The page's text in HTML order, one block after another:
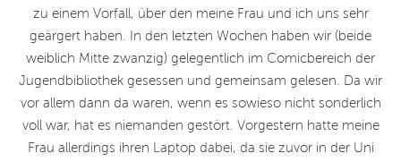
zu einem Vorfall, über den meine Frau und ich uns sehr
geärgert haben. In den letzten Wochen haben wir (beide
weiblich Mitte zwanzig) gelegentlich im Comicbereich der
Jugendbibliothek gesessen und gemeinsam gelesen. Da wir
vor allem dann da waren, wenn es sowieso nicht sonderlich
voll war, hat es niemanden gestört. Vorgestern hatte meine
Frau allerdings ihren Laptop dabei, da sie zuvor in der Uni